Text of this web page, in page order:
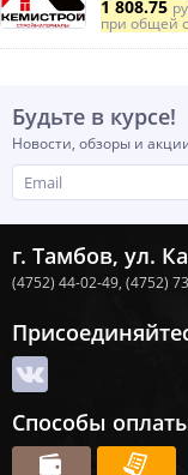
1 808.75
при общей
Будьте в курсе!
Новости, обзоры и
г. Тамбов, ул.
(4752) 44-02-49, (4752)
Способы